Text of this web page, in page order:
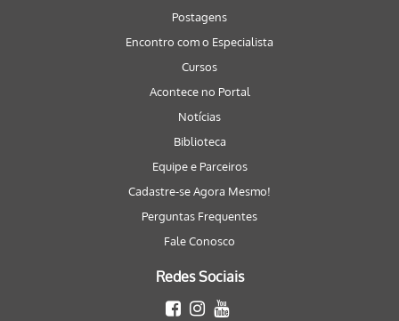
Postagens
Encontro com o Especialista
Cursos
Acontece no Portal
Notícias
Biblioteca
Equipe e Parceiros
Cadastre-se Agora Mesmo!
Perguntas Frequentes
Fale Conosco
Redes Sociais